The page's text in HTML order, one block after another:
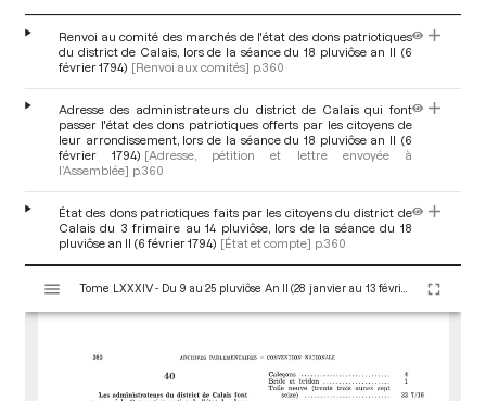
Renvoi au comité des marchés de l'état des dons patriotiques
du district de Calais, lors de la séance du 18 pluviôse an II (6
février 1794) [Renvoi aux comités] p.360
Adresse des administrateurs du district de Calais qui font
passer l'état des dons patriotiques offerts par les citoyens de
leur arrondissement, lors de la séance du 18 pluviôse an II (6
février 1794) [Adresse, pétition et lettre envoyée à
l’Assemblée] p.360
État des dons patriotiques faits par les citoyens du district de
Calais du 3 frimaire au 14 pluviôse, lors de la séance du 18
pluviôse an II (6 février 1794) [État et compte] p.360
s